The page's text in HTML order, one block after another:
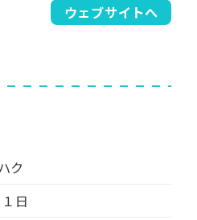
ウェブサイトへ
ク
日